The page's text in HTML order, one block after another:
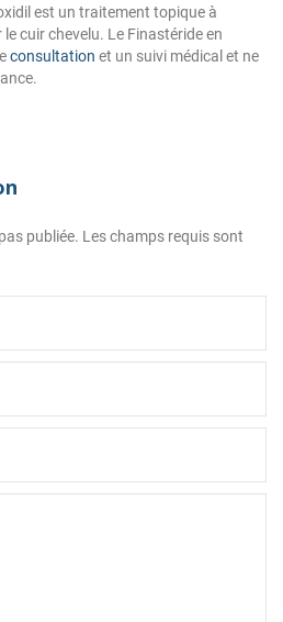
est un traitement topique à
cuir chevelu. Le Finastéride en
consultation et un suivi médical et ne
publiée. Les champs requis sont